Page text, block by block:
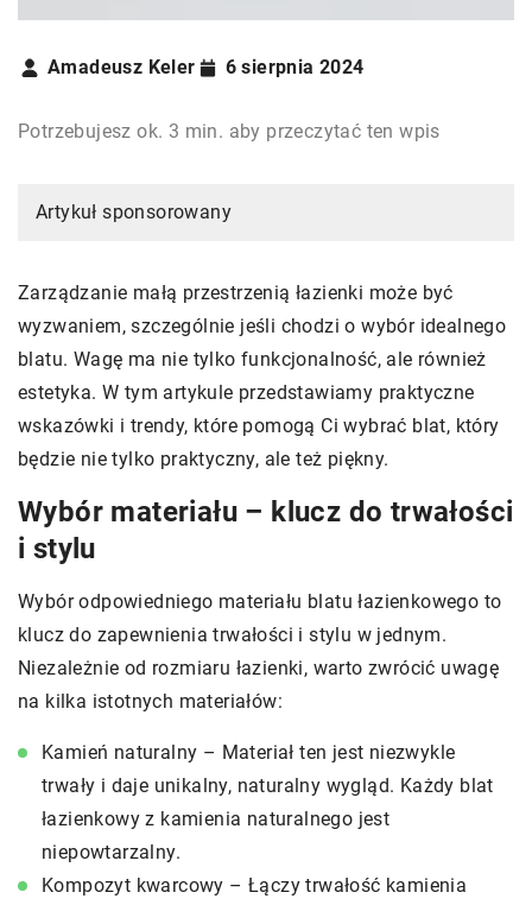
Amadeusz Keler 6 sierpnia 2024
Potrzebujesz ok. 3 min. aby przeczytać ten wpis
Artykuł sponsorowany
Zarządzanie małą przestrzenią łazienki może być
wyzwaniem, szczególnie jeśli chodzi o wybór idealnego
blatu. Wagę ma nie tylko funkcjonalność, ale również
estetyka. W tym artykule przedstawiamy praktyczne
wskazówki i trendy, które pomogą Ci wybrać blat, który
będzie nie tylko praktyczny, ale też piękny.
Wybór materiału – klucz do trwałości
i stylu
Wybór odpowiedniego materiału blatu łazienkowego to
klucz do zapewnienia trwałości i stylu w jednym.
Niezależnie od rozmiaru łazienki, warto zwrócić uwagę
na kilka istotnych materiałów:
Kamień naturalny – Materiał ten jest niezwykle
trwały i daje unikalny, naturalny wygląd. Każdy blat
łazienkowy z kamienia naturalnego jest
niepowtarzalny.
Kompozyt kwarcowy – Łączy trwałość kamienia